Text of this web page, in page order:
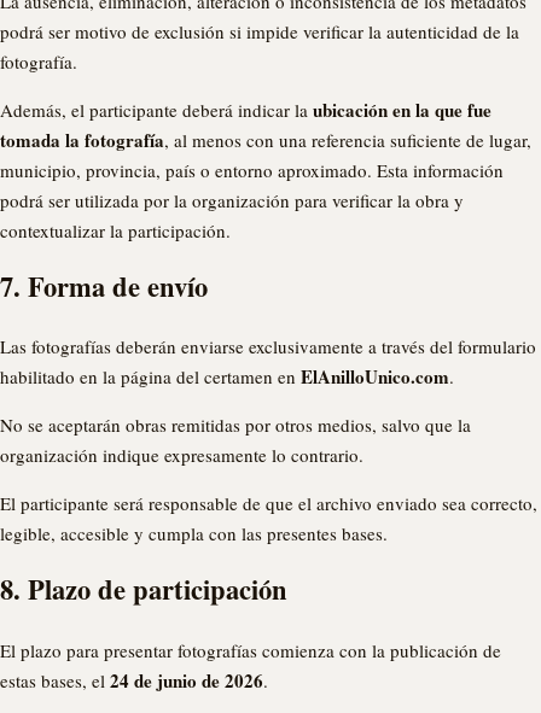
podrá ser motivo de exclusión si impide verificar la autenticidad de la
fotografía.
Además, el participante deberá indicar la ubicación en la que fue
tomada la fotografía, al menos con una referencia suficiente de lugar,
municipio, provincia, país o entorno aproximado. Esta información
podrá ser utilizada por la organización para verificar la obra y
contextualizar la participación.
7. Forma de envío
Las fotografías deberán enviarse exclusivamente a través del formulario
habilitado en la página del certamen en ElAnilloUnico.com.
No se aceptarán obras remitidas por otros medios, salvo que la
organización indique expresamente lo contrario.
El participante será responsable de que el archivo enviado sea correcto,
legible, accesible y cumpla con las presentes bases.
8. Plazo de participación
El plazo para presentar fotografías comienza con la publicación de
estas bases, el 24 de junio de 2026.